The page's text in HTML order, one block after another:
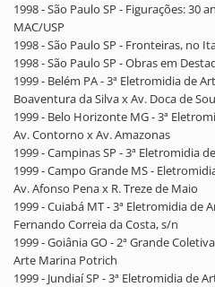
1998 - São Paulo SP - Figurações: 30
MAC/USP
1998 - São Paulo SP - Fronteiras, no
1998 - São Paulo SP - Obras em
1999 - Belém PA - 3ª Eletromidia de
Boaventura da Silva x Av. Doca de
1999 - Belo Horizonte MG - 3ª
Av. Contorno x Av. Amazonas
1999 - Campinas SP - 3ª Eletromidia
1999 - Campo Grande MS -
Av. Afonso Pena x R. Treze de Maio
1999 - Cuiabá MT - 3ª Eletromidia de
Fernando Correia da Costa, s/n
1999 - Goiânia GO - 2ª Grande
Arte Marina Potrich
1999 - Jundiaí SP - 3ª Eletromidia de